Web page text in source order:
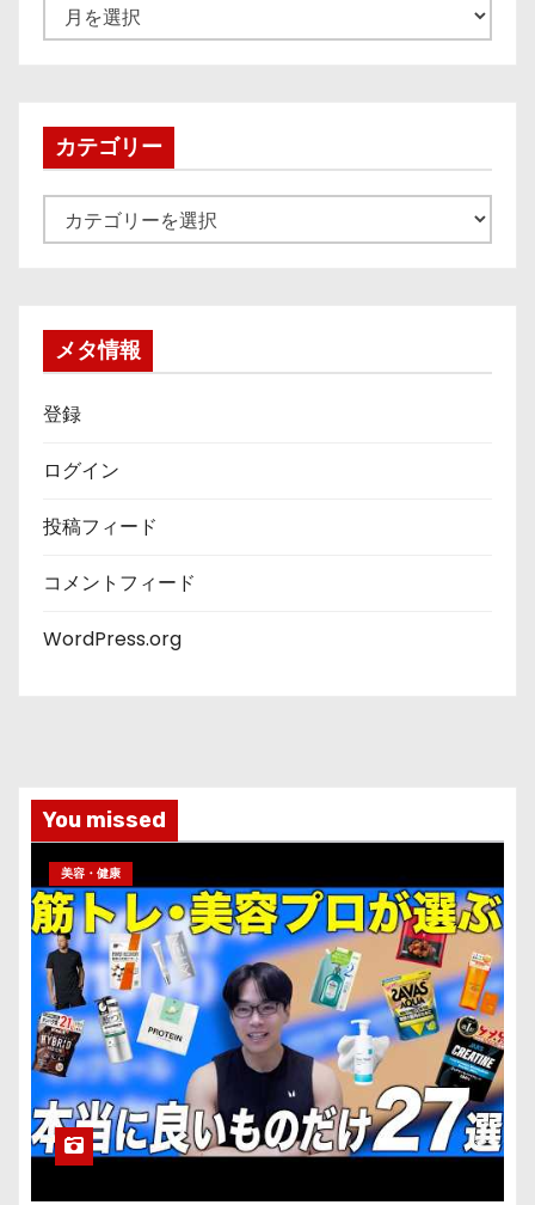
ー
ブカテゴリー
テ
メタ情報
登録
ログイン
投稿フィード
コメントフィード
WordPress.org
You missed
美容・健康